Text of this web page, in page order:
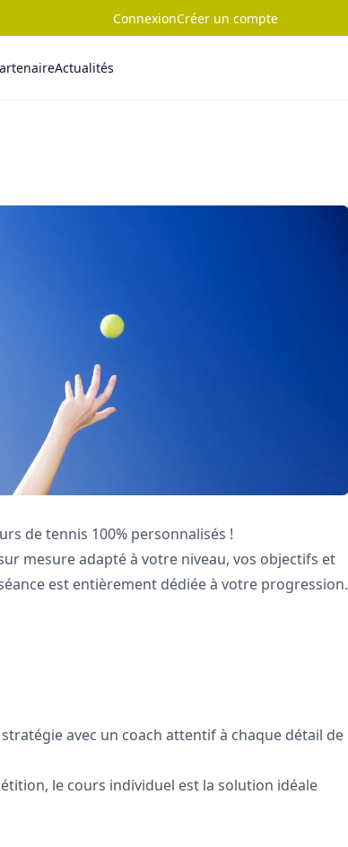
ConnexionCréer un compte
Actualités
de tennis 100% personnalisés !
mesure adapté à votre niveau, vos objectifs et
est entièrement dédiée à votre progression.
avec un coach attentif à chaque détail de
le cours individuel est la solution idéale